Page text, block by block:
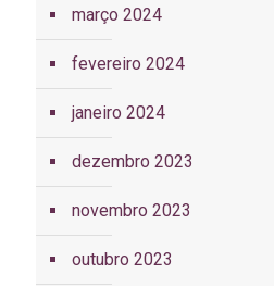
março 2024
fevereiro 2024
janeiro 2024
dezembro 2023
novembro 2023
outubro 2023